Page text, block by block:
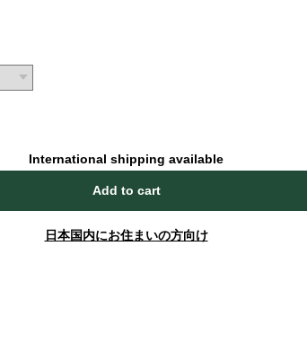
International shipping available
Add to cart
日本国内にお住まいの方向け